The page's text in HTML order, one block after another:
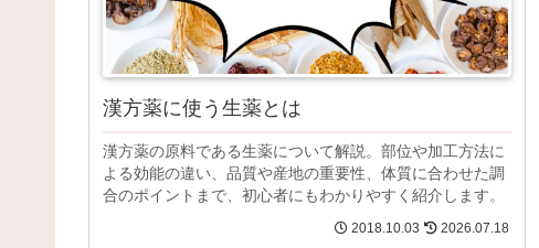
漢方薬に使う生薬とは
漢方薬の原料である生薬について解説。部位や加工方法に
よる効能の違い、品質や産地の重要性、体質に合わせた調
合のポイントまで、初心者にもわかりやすく紹介します。
2018.10.03 2026.07.18